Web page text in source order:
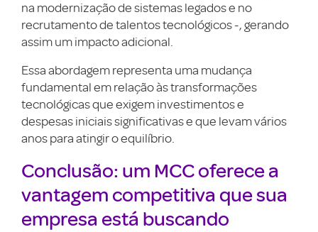
na modernização de sistemas legados e no
recrutamento de talentos tecnológicos -, gerando
assim um impacto adicional.
Essa abordagem representa uma mudança
fundamental em relação às transformações
tecnológicas que exigem investimentos e
despesas iniciais significativas e que levam vários
anos para atingir o equilíbrio.
Conclusão: um MCC oferece a
vantagem competitiva que sua
empresa está buscando